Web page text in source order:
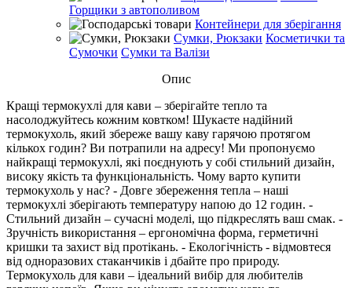
Горщики з автополивом
Контейнери для зберігання
Сумки, Рюкзаки Косметички та
Сумочки Сумки та Валізи
Опис
Кращі термокухлі для кави – зберігайте тепло та
насолоджуйтесь кожним ковтком! Шукаєте надійний
термокухоль, який збереже вашу каву гарячою протягом
кількох годин? Ви потрапили на адресу! Ми пропонуємо
найкращі термокухлі, які поєднують у собі стильний дизайн,
високу якість та функціональність. Чому варто купити
термокухоль у нас? - Довге збереження тепла – наші
термокухлі зберігають температуру напою до 12 годин. -
Стильний дизайн – сучасні моделі, що підкреслять ваш смак. -
Зручність використання – ергономічна форма, герметичні
кришки та захист від протікань. - Екологічність - відмовтеся
від одноразових стаканчиків і дбайте про природу.
Термокухоль для кави – ідеальний вибір для любителів